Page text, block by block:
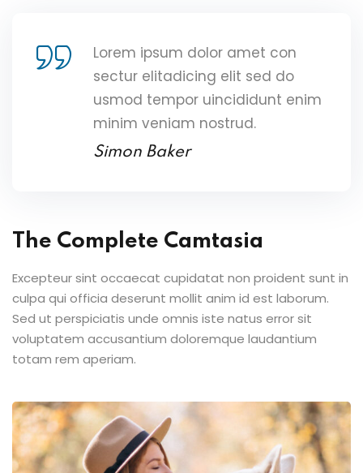
Lorem ipsum dolor amet con
sectur elitadicing elit sed do
usmod tempor uincididunt enim
minim veniam nostrud.
Simon Baker
The Complete Camtasia
Excepteur sint occaecat cupidatat non proident sunt in
culpa qui officia deserunt mollit anim id est laborum.
Sed ut perspiciatis unde omnis iste natus error sit
voluptatem accusantium doloremque laudantium
totam rem aperiam.